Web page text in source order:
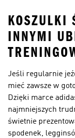
KOSZULKI
INNYMI
Jeśli regularnie
mieć zawsze w
Dzięki marce
najmniejszych
świetnie
spodenek,